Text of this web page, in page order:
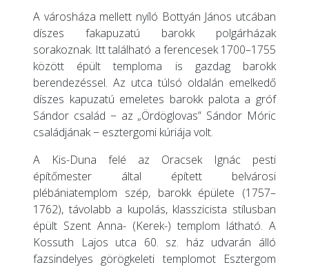
A városháza mellett nyíló Bottyán János utcában
díszes fakapuzatú barokk polgárházak
sorakoznak. Itt található a ferencesek 1700–1755
között épült temploma is gazdag barokk
berendezéssel. Az utca túlsó oldalán emelkedő
díszes kapuzatú emeletes barokk palota a gróf
Sándor család − az „Ördöglovas” Sándor Móric
családjának − esztergomi kúriája volt.
A Kis-Duna felé az Oracsek Ignác pesti
építőmester által épített belvárosi
plébániatemplom szép, barokk épülete (1757–
1762), távolabb a kupolás, klasszicista stílusban
épült Szent Anna- (Kerek-) templom látható. A
Kossuth Lajos utca 60. sz. ház udvarán álló
fazsindelyes görögkeleti templomot Esztergom